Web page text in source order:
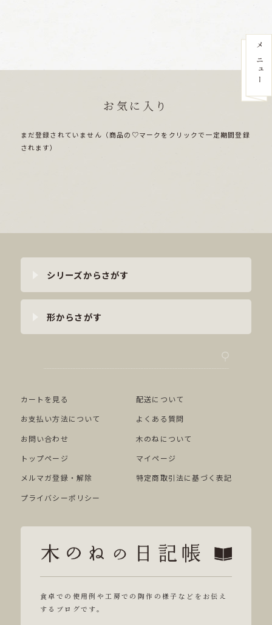
お気に入り
まだ登録されていません（商品の♡マークをクリックで一定期間登録
されます）
シリーズからさがす
形からさがす
カートを見る
配送について
お支払い方法について
よくある質問
お問い合わせ
木のねについて
トップページ
マイページ
メルマガ登録・解除
特定商取引法に基づく表記
プライバシーポリシー
食卓での使用例や工房での陶作の様子などをお伝え
するブログです。